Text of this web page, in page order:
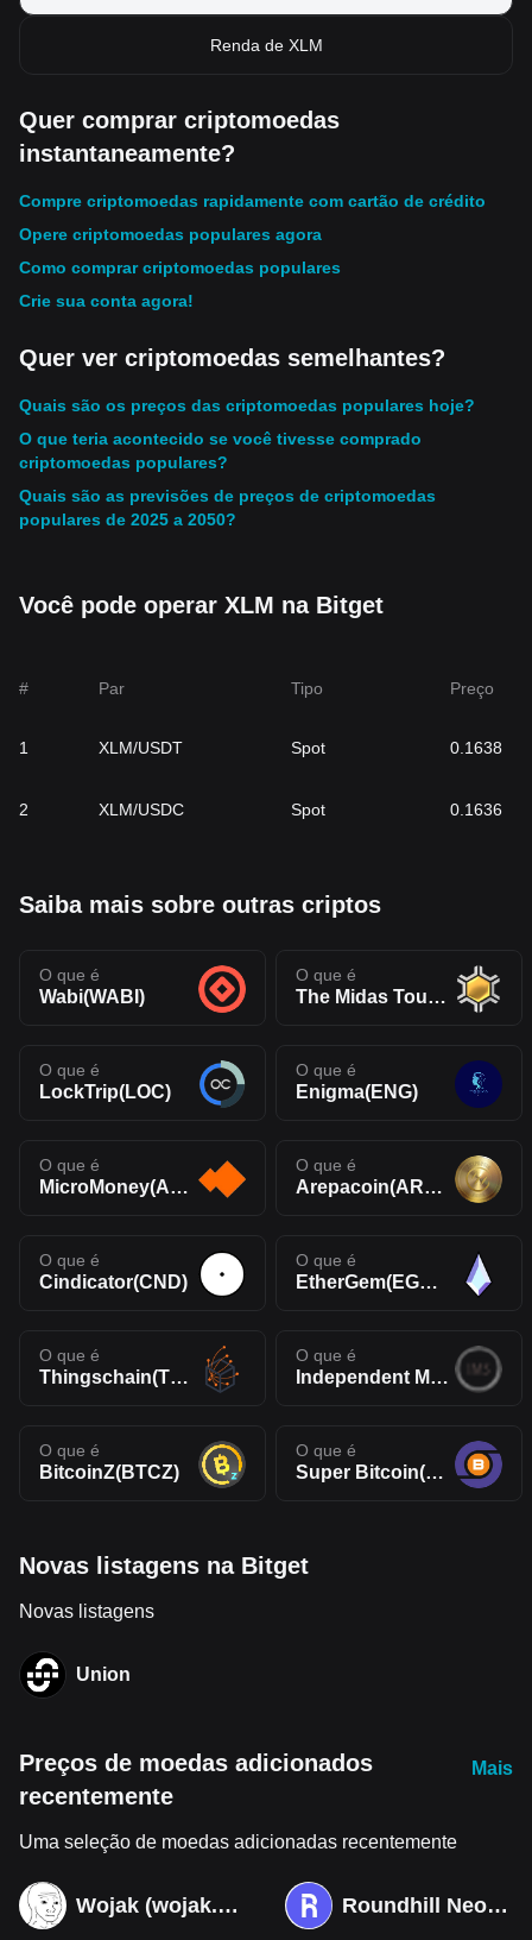
Renda de XLM
Quer comprar criptomoedas
instantaneamente?
Compre criptomoedas rapidamente com cartão de crédito
Opere criptomoedas populares agora
Como comprar criptomoedas populares
Crie sua conta agora!
Quer ver criptomoedas semelhantes?
Quais são os preços das criptomoedas populares hoje?
O que teria acontecido se você tivesse comprado
criptomoedas populares?
Quais são as previsões de preços de criptomoedas
populares de 2025 a 2050?
Você pode operar XLM na Bitget
# Par Tipo Preço
1 XLM/USDT Spot 0.1638
2 XLM/USDC Spot 0.1636
Saiba mais sobre outras criptos
O que é
Wabi(WABI)
O que é
The Midas Touch Gold(TMTG)
O que é
LockTrip(LOC)
O que é
Enigma(ENG)
O que é
MicroMoney(AMM)
O que é
Arepacoin(AREPA)
O que é
Cindicator(CND)
O que é
EtherGem(EGEM)
O que é
Thingschain(TIC)
O que é
Independent Money System(IMS)
O que é
BitcoinZ(BTCZ)
O que é
Super Bitcoin(SBTC)
Novas listagens na Bitget
Novas listagens
Union
Preços de moedas adicionados
recentemente
Mais
Uma seleção de moedas adicionadas recentemente
Wojak (wojak.art) Roundhill Neocloud ETF (Derivatives)